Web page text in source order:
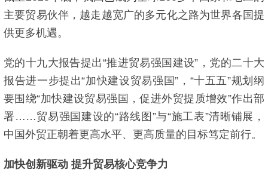
主要贸易伙伴，越走越宽广的多元化之路为世界各国提
供更多机遇。
党的十九大报告提出“推进贸易强国建设”，党的二十大
报告进一步提出“加快建设贸易强国”，“十五五”规划纲
要围绕“加快建设贸易强国，促进外贸提质增效”作出部
署……贸易强国建设的“路线图”与“施工表”清晰铺展，
中国外贸正朝着更高水平、更高质量的目标笃定前行。
加快创新驱动 提升贸易核心竞争力